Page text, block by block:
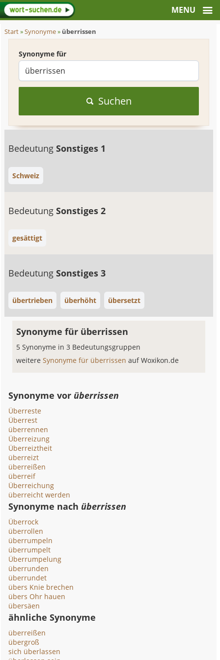
Start»Synonyme» überrissen
Synonyme für
Suchen
BedeutungSonstiges 1
Schweiz
BedeutungSonstiges 2
gesättigt
BedeutungSonstiges 3
übertrieben überhöht übersetzt
Synonyme für überrissen
5 Synonyme in 3 Bedeutungsgruppen
weitereSynonyme für überrissenauf Woxikon.de
Synonyme vor überrissen
Überreste
Überrest
überrennen
Überreizung
Überreiztheit
überreizt
überreißen
überreif
Überreichung
überreicht werden
Synonyme nach überrissen
Überrock
überrollen
überrumpeln
überrumpelt
Überrumpelung
überrunden
überrundet
übers Knie brechen
übers Ohr hauen
übersäen
ähnliche Synonyme
überreißen
übergroß
sich überlassen